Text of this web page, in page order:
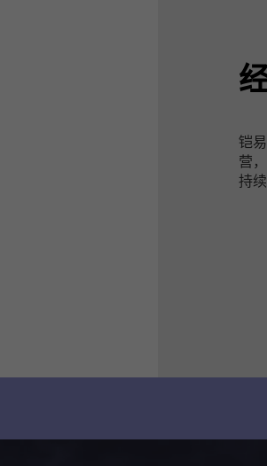
铠
营
持